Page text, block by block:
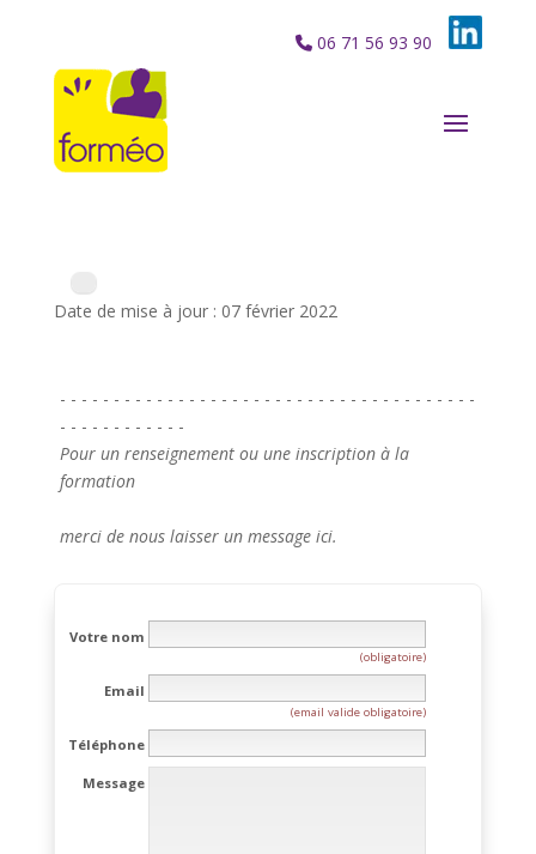
06 71 56 93 90
Date de mise à jour : 07 février 2022
- - - - - - - - - - - - - - - - - - - - - - - - - - - - - - - - - - - - - - -
- - - - - - - - - - - -
Pour un renseignement ou une inscription à la
formation
merci de nous laisser un message ici.
Votre nom
(obligatoire)
Email
(email valide obligatoire)
Téléphone
Message